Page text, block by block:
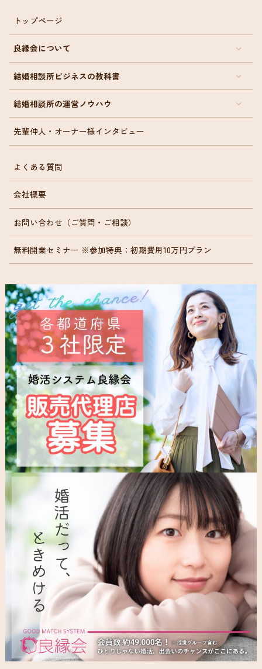
トップページ
良縁会について
結婚相談所ビジネスの教科書
結婚相談所の運営ノウハウ
先輩仲人・オーナー様インタビュー
よくある質問
会社概要
お問い合わせ（ご質問・ご相談）
無料開業セミナー ※参加特典：初期費用10万円プラン